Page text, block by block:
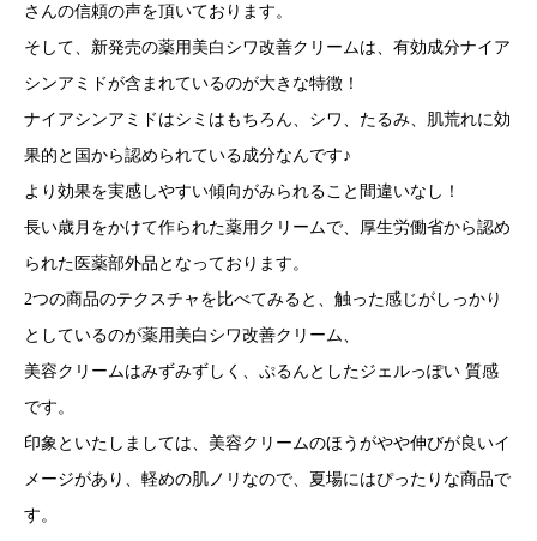
さんの信頼の声を頂いております。
そして、新発売の薬用美白シワ改善クリームは、有効成分ナイア
シンアミドが含まれているのが大きな特徴！
ナイアシンアミドはシミはもちろん、シワ、たるみ、肌荒れに効
果的と国から認められている成分なんです♪
より効果を実感しやすい傾向がみられること間違いなし！
長い歳月をかけて作られた薬用クリームで、厚生労働省から認め
られた医薬部外品となっております。
2つの商品のテクスチャを比べてみると、触った感じがしっかり
としているのが薬用美白シワ改善クリーム、
美容クリームはみずみずしく、ぷるんとしたジェルっぽい 質感
です。
印象といたしましては、美容クリームのほうがやや伸びが良いイ
メージがあり、軽めの肌ノリなので、夏場にはぴったりな商品で
す。